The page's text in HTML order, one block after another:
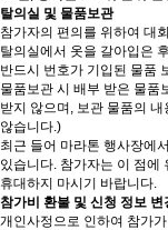
탈의실 및 물품보관
참가자의 편의를 위하여 대
탈의실에서 옷을 갈아입은
반드시 번호가 기입된 물품
물품보관 시 배부 받은 물품
받지 않으며, 보관 물품의
않습니다.)
최근 들어 마라톤 행사장에
있습니다. 참가자는 이 점에
휴대하지 마시기 바랍니다.
참가비 환불 및 신청 정보 변
개인사정으로 인하여 참가